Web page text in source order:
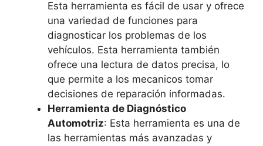
Esta herramienta es fácil de usar y ofrece
una variedad de funciones para
diagnosticar los problemas de los
vehículos. Esta herramienta también
ofrece una lectura de datos precisa, lo
que permite a los mecanicos tomar
decisiones de reparación informadas.
Herramienta de Diagnóstico
Automotriz: Esta herramienta es una de
las herramientas más avanzadas y